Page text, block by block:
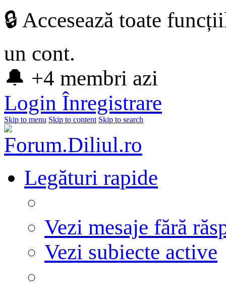
🔒 Accesează toate
un cont.
🔔 +4 membri azi
Login Înregistrare
Skip to menu Skip to content Skip to search
Legături rapide
Vezi mesaje fără
Vezi subiecte active